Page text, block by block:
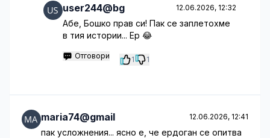
user244@bg 12.06.2026, 12:32
Абе, Бошко прав си! Пак се заплетохме
в тия истории... Ер 😂
Отговори 1 1
maria74@gmail 12.06.2026, 12:41
пак усложнения... ясно е, че ердоган се опитва